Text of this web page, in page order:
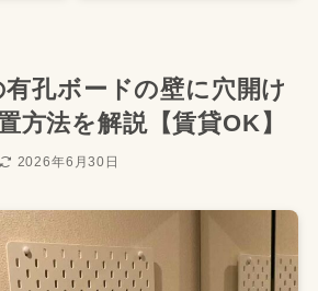
孔ボードの壁に穴開け
方法を解説【賃貸OK】
2026年6月30日